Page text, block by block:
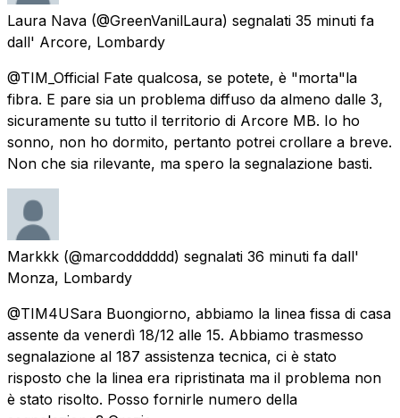
Laura Nava (@GreenVanilLaura) segnalati 35 minuti fa
dall' Arcore, Lombardy
@TIM_Official Fate qualcosa, se potete, è "morta"la
fibra. E pare sia un problema diffuso da almeno dalle 3,
sicuramente su tutto il territorio di Arcore MB. Io ho
sonno, non ho dormito, pertanto potrei crollare a breve.
Non che sia rilevante, ma spero la segnalazione basti.
Markkk (@marcodddddd) segnalati 36 minuti fa dall'
Monza, Lombardy
@TIM4USara Buongiorno, abbiamo la linea fissa di casa
assente da venerdì 18/12 alle 15. Abbiamo trasmesso
segnalazione al 187 assistenza tecnica, ci è stato
risposto che la linea era ripristinata ma il problema non
è stato risolto. Posso fornirle numero della